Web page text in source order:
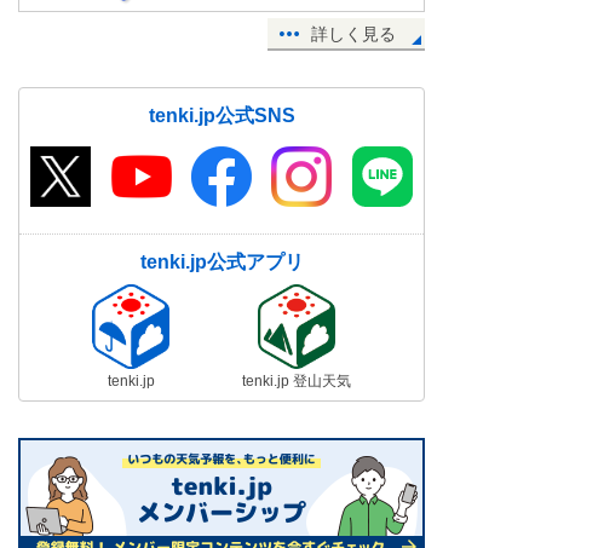
詳しく見る
tenki.jp公式SNS
tenki.jp公式アプリ
tenki.jp tenki.jp 登山天気